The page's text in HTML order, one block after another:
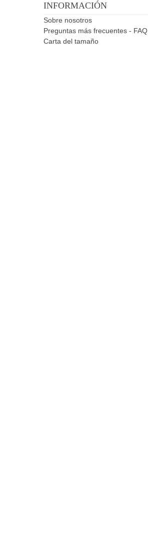
INFORMACIÓN
Sobre nosotros
Preguntas más frecuentes - FAQ
Carta del tamaño